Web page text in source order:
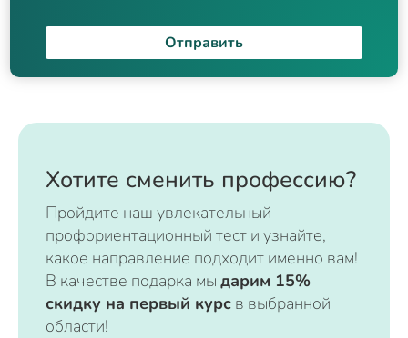
Отправить
Хотите сменить профессию?
Пройдите наш увлекательный
профориентационный тест и узнайте,
какое направление подходит именно вам!
В качестве подарка мы дарим 15%
скидку на первый курс в выбранной
области!